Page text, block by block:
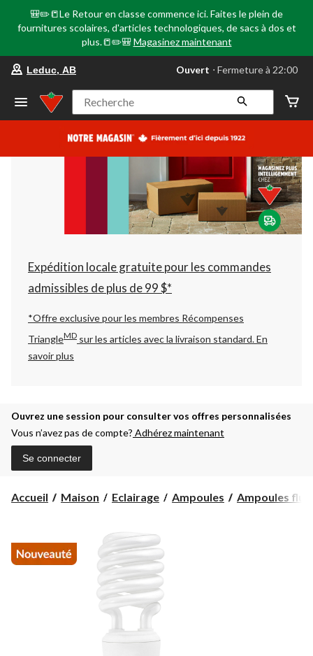
🎒✏️📒Le Retour en classe commence ici. Faites le plein de
fournitures scolaires, d'articles technologiques, de sacs à dos et
plus.📒✏️🎒 Magasinez maintenant
votre
préféré
Leduc,
AB,
courament
Fermeture
à
22:00
cliquer
pour
changer
Leduc, AB Ouvert ⋅ Fermeture à 22:00
Recherche
Expédition locale gratuite pour les commandes
admissibles de plus de 99 $*
*Offre exclusive pour les membres Récompenses
TriangleMD sur les articles avec la livraison standard.En
savoir plus
Ouvrez une session pour consulter vos offres personnalisées
Vous n’avez pas de compte? Adhérez maintenant
Se connecter
Accueil Maison Eclairage Ampoules Ampoules